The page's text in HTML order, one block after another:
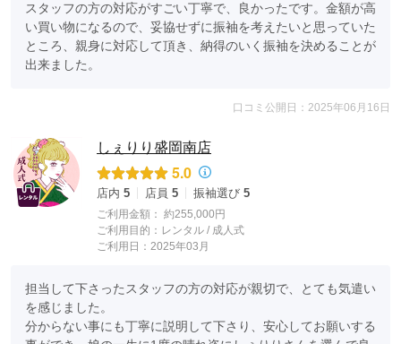
スタッフの方の対応がすごい丁寧で、良かったです。金額が高
い買い物になるので、妥協せずに振袖を考えたいと思っていた
ところ、親身に対応して頂き、納得のいく振袖を決めることが
出来ました。
口コミ公開日：2025年06月16日
しぇりり盛岡南店
5.0
店内 5 店員 5 振袖選び 5
ご利用金額： 約255,000円
ご利用目的： レンタル / 成人式
ご利用日：2025年03月
担当して下さったスタッフの方の対応が親切で、とても気遣い
を感じました。
分からない事にも丁寧に説明して下さり、安心してお願いする